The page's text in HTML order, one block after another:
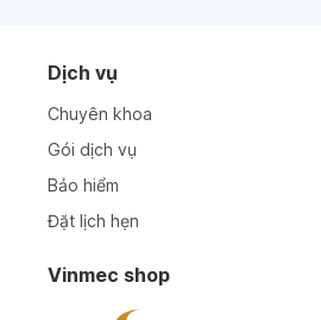
Dịch vụ
Chuyên khoa
Gói dịch vụ
Bảo hiểm
Đặt lịch hẹn
Vinmec shop